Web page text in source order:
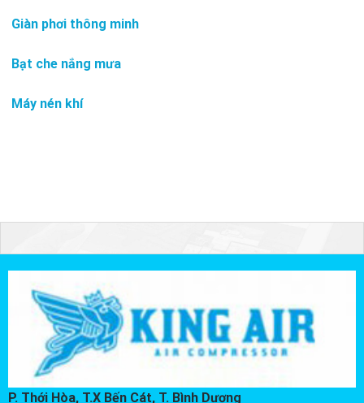
Giàn phơi thông minh
Bạt che nắng mưa
Máy nén khí
P. Thới Hòa, T.X Bến Cát, T. Bình Dương